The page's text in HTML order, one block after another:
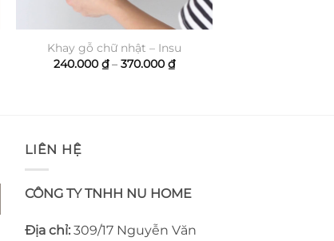
Khay gỗ chữ nhật – Insu
240.000₫ – 370.000₫Khoảng
giá:
LIÊN HỆ
CÔNG TY TNHH NU HOME
Địa chỉ: 309/17 Nguyễn Văn